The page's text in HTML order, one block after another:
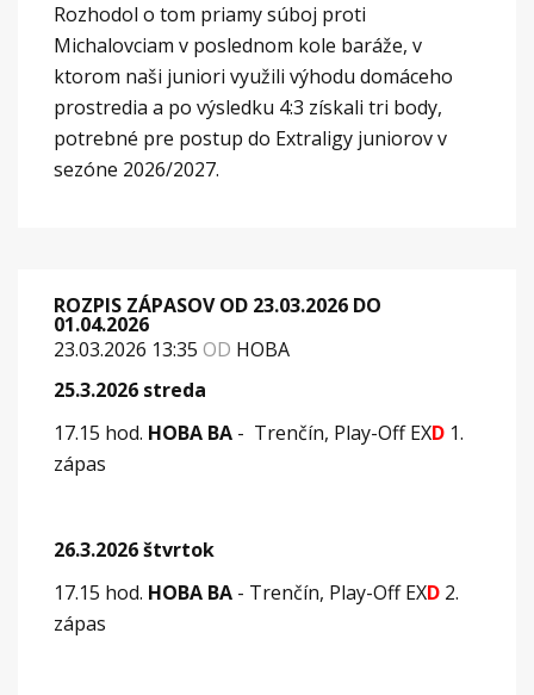
Rozhodol o tom priamy súboj proti
Michalovciam v poslednom kole baráže, v
ktorom naši juniori využili výhodu domáceho
prostredia a po výsledku 4:3 získali tri body,
potrebné pre postup do Extraligy juniorov v
sezóne 2026/2027.
ROZPIS ZÁPASOV OD 23.03.2026 DO
01.04.2026
23.03.2026 13:35 OD HOBA
25.3.2026 streda
17.15 hod. HOBA BA - Trenčín, Play-Off EXD 1.
zápas
26.3.2026 štvrtok
17.15 hod. HOBA BA - Trenčín, Play-Off EXD 2.
zápas